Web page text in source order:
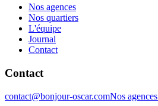
Nos agences
Nos quartiers
L'équipe
Journal
Contact
Contact
contact@bonjour-oscar.comNos agences